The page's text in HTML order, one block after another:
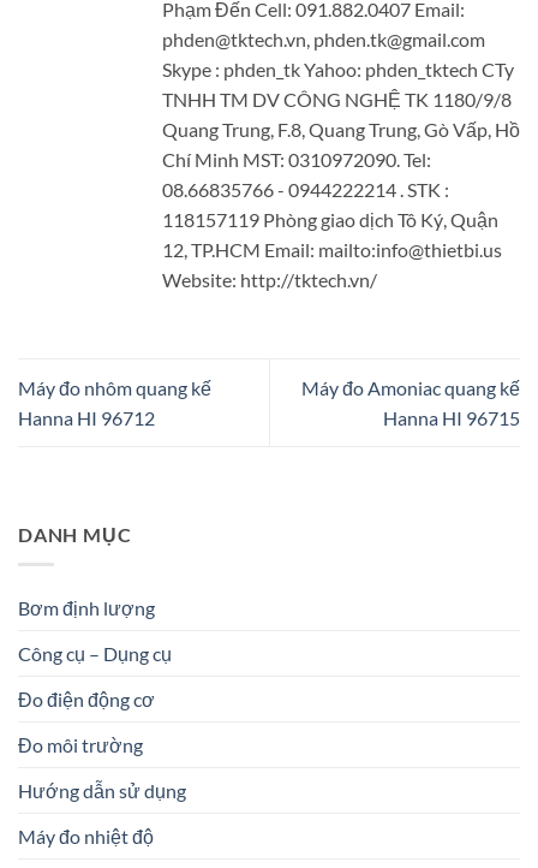
Phạm Đến Cell: 091.882.0407 Email:
phden@tktech.vn, phden.tk@gmail.com
Skype : phden_tk Yahoo: phden_tktech CTy
TNHH TM DV CÔNG NGHỆ TK 1180/9/8
Quang Trung, F.8, Quang Trung, Gò Vấp, Hồ
Chí Minh MST: 0310972090. Tel:
08.66835766 - 0944222214 . STK :
118157119 Phòng giao dịch Tô Ký, Quận
12, TP.HCM Email: mailto:info@thietbi.us
Website: http://tktech.vn/
Máy đo nhôm quang kế
Hanna HI 96712
Máy đo Amoniac quang kế
Hanna HI 96715
DANH MỤC
Bơm định lượng
Công cụ – Dụng cụ
Đo điện động cơ
Đo môi trường
Hướng dẫn sử dụng
Máy đo nhiệt độ